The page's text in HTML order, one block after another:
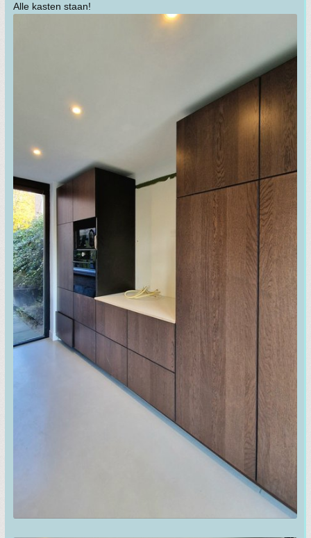
Alle kasten staan!